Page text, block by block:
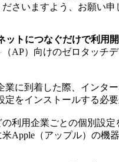
さいますよう、お願い申
ットにつなぐだけで利用
AP）向けのゼロタッ
に到着した際、インタ
をインストールする必要
利用企業ごとの個別設
Apple（アップル）の機